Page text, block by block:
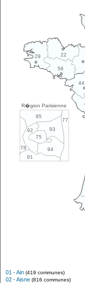
R�gion Parisienne
77
78
91
95
93
75
94
92
22
29
44
56
01 - Ain (419 communes)
02 - Aisne (816 communes)